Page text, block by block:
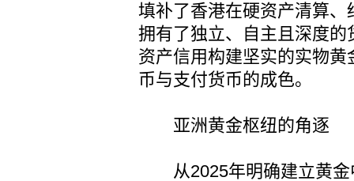
填补了香港在硬资产清算
拥有了独立、自主且深度
资产信用构建坚实的实物
币与支付货币的成色。
亚洲黄金枢纽的角逐
从2025年明确建立黄金